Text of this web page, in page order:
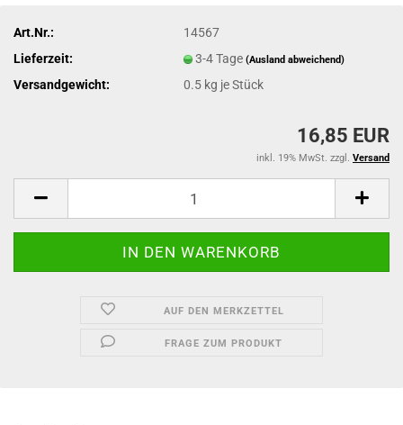
Art.Nr.:
14567
Lieferzeit:
3-4 Tage(Ausland abweichend)
Versandgewicht: 0.5 kg je Stück
16,85 EUR
inkl. 19% MwSt. zzgl. Versand
AUF DEN MERKZETTEL
FRAGE ZUM PRODUKT